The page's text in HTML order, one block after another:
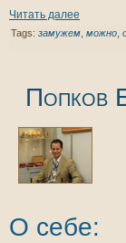
Читать далее
Tags: замужем, можно,
Попкoв
О себе: